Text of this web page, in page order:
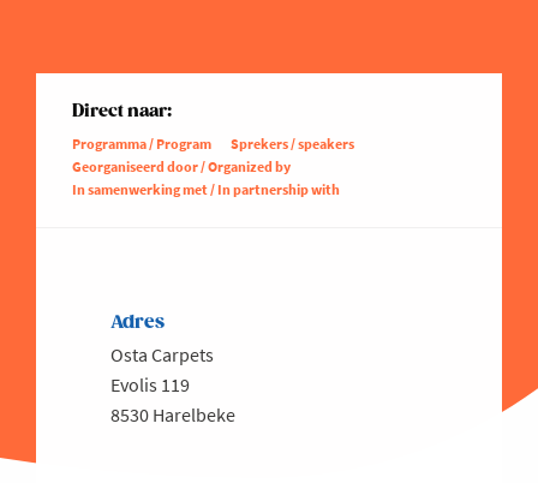
Direct naar:
Programma / Program
Sprekers / speakers
Georganiseerd door / Organized by
In samenwerking met / In partnership with
Adres
Osta Carpets
Evolis 119
8530 Harelbeke